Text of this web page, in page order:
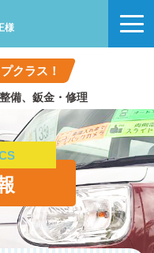
クラス！
備、鈑金・修理
様